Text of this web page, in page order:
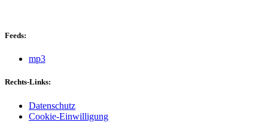
Feeds:
mp3
Rechts-Links:
Datenschutz
Cookie-Einwilligung